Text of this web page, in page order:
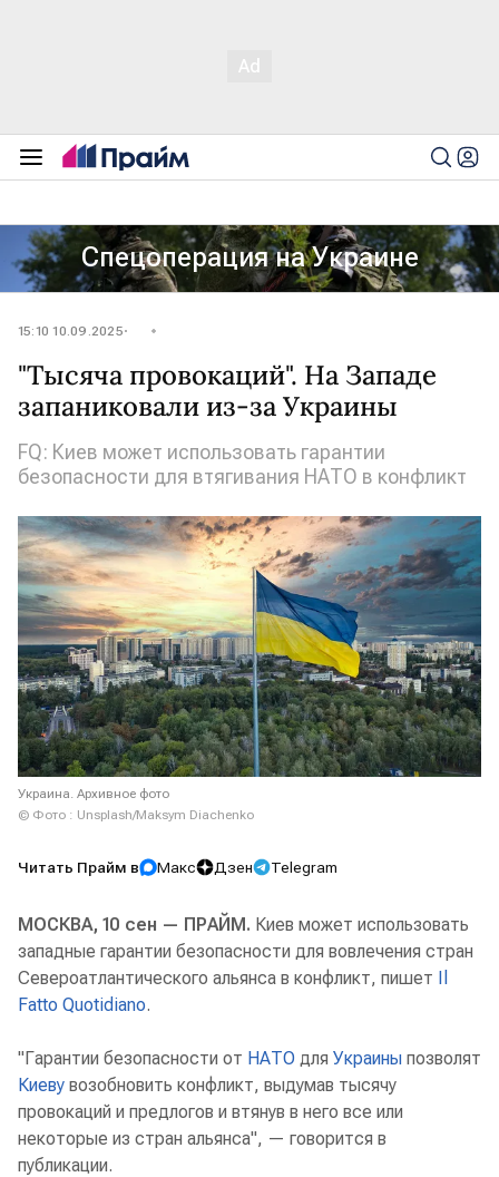
Спецоперация на Украине
15:10 10.09.2025
"Тысяча провокаций". На Западе
запаниковали из-за Украины
FQ: Киев может использовать гарантии
безопасности для втягивания НАТО в конфликт
Украина. Архивное фото
© Фото : Unsplash/Maksym Diachenko
Читать Прайм в Макс Дзен Telegram
МОСКВА, 10 сен — ПРАЙМ. Киев может использовать
западные гарантии безопасности для вовлечения стран
Североатлантического альянса в конфликт, пишет Il
Fatto Quotidiano.
"Гарантии безопасности от НАТО для Украины позволят
Киеву возобновить конфликт, выдумав тысячу
провокаций и предлогов и втянув в него все или
некоторые из стран альянса", — говорится в
публикации.